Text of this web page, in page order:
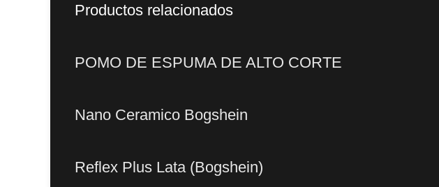
Productos relacionados
POMO DE ESPUMA DE ALTO CORTE
Nano Ceramico Bogshein
Reflex Plus Lata (Bogshein)